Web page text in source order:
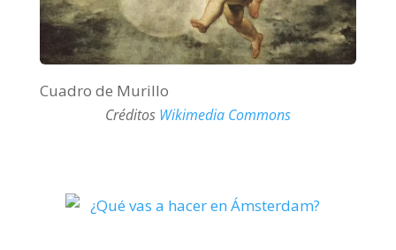
Cuadro de Murillo
Créditos Wikimedia Commons